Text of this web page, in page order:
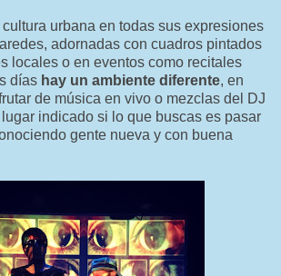
urbana en todas sus expresiones
adornadas con cuadros pintados
locales o en eventos como recitales
días hay un ambiente diferente, en
de música en vivo o mezclas del DJ
indicado si lo que buscas es pasar
gente nueva y con buena